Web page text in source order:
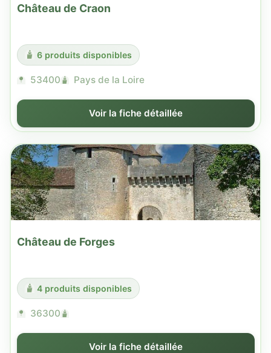
Château de Craon
6 produits disponibles
53400 Pays de la Loire
Voir la fiche détaillée
Château de Forges
4 produits disponibles
36300
Voir la fiche détaillée